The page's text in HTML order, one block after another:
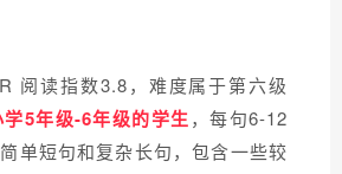
阅读指数3.8，难度属于第六级
5年级-6年级的学生，每句6-12
单短句和复杂长句，包含一些较